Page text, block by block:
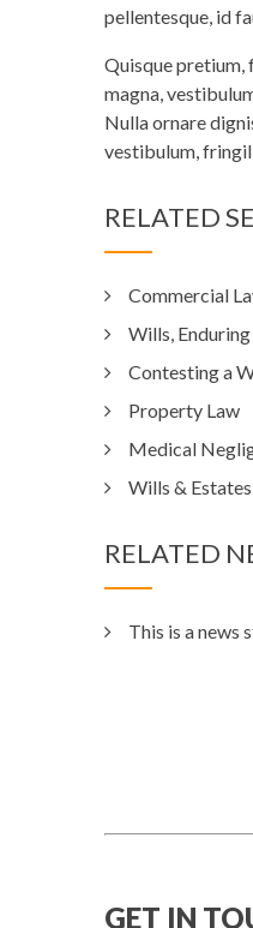
pellentesque, id
Quisque pretium,
magna,
Nulla ornare
vestibulum,
RELATED
Commercial
Wills,
Contesting a
Property Law
Medical
Wills & Estates
RELATED
This is a news
GET IN